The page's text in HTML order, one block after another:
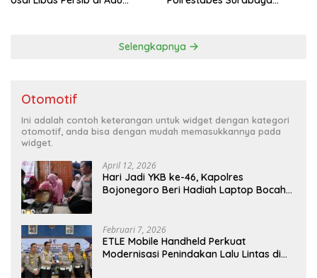
Selengkapnya
Otomotif
Ini adalah contoh keterangan untuk widget dengan kategori
otomotif, anda bisa dengan mudah memasukkannya pada
widget.
April 12, 2026
Hari Jadi YKB ke-46, Kapolres
Bojonegoro Beri Hadiah Laptop Bocah
Februari 7, 2026
ETLE Mobile Handheld Perkuat
Modernisasi Penindakan Lalu Lintas di